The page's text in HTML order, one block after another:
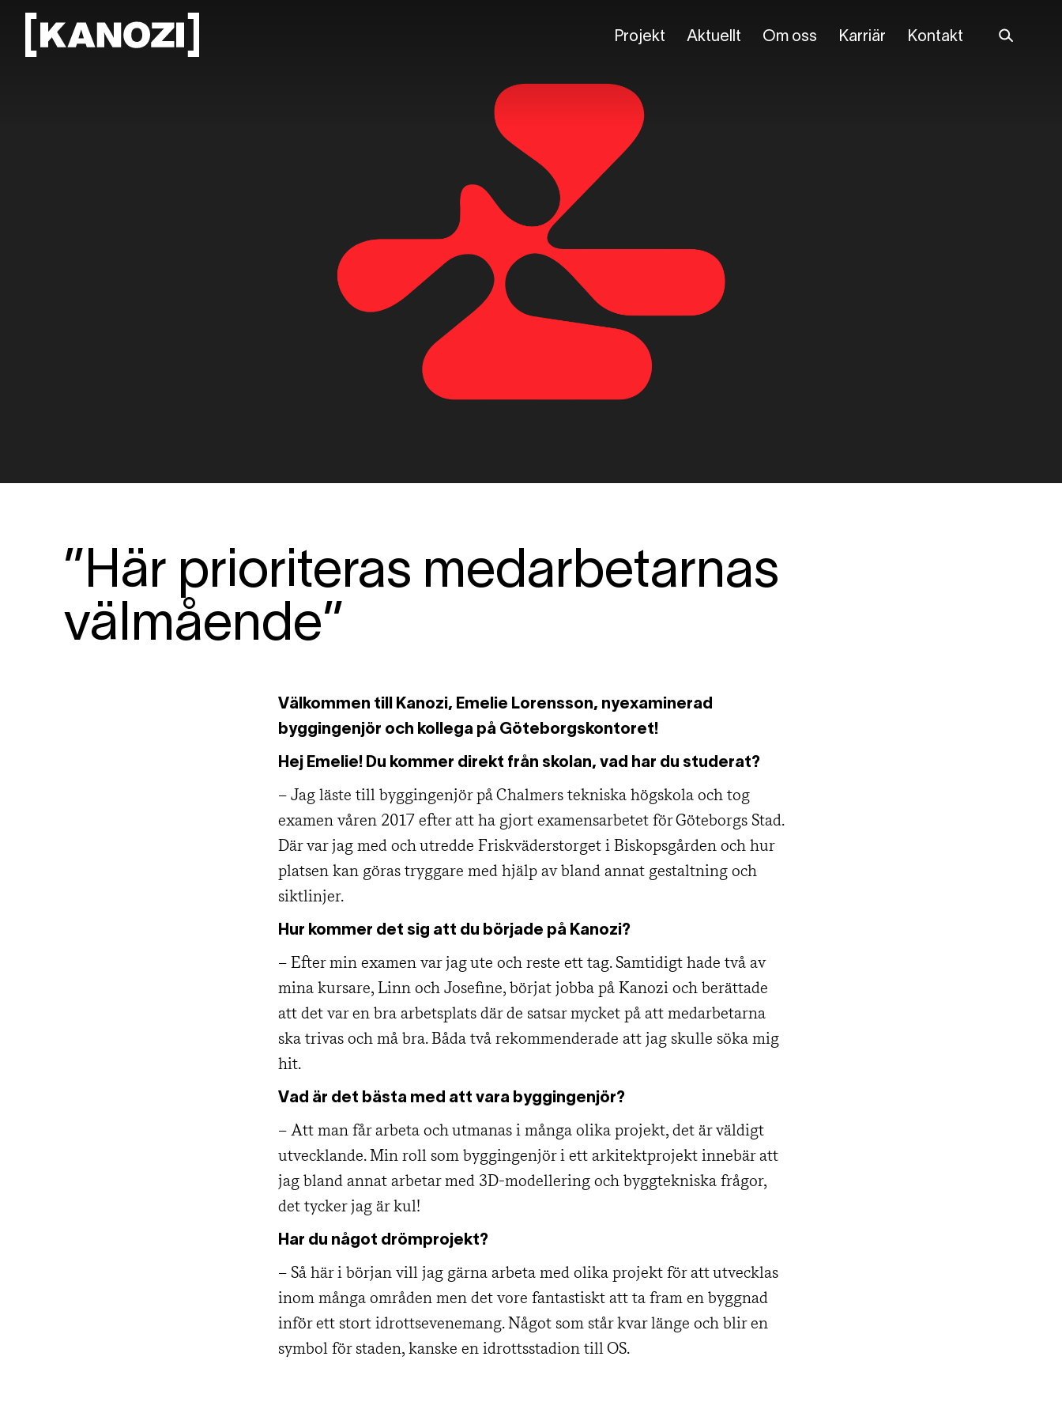
Projekt Aktuellt Om oss Karriär Kontakt
”Här prioriteras medarbetarnas
välmående”
Välkommen till Kanozi, Emelie Lorensson, nyexaminerad
byggingenjör och kollega på Göteborgskontoret!
Hej Emelie! Du kommer direkt från skolan, vad har du studerat?
– Jag läste till byggingenjör på Chalmers tekniska högskola och tog
examen våren 2017 efter att ha gjort examensarbetet för Göteborgs Stad.
Där var jag med och utredde Friskväderstorget i Biskopsgården och hur
platsen kan göras tryggare med hjälp av bland annat gestaltning och
siktlinjer.
Hur kommer det sig att du började på Kanozi?
– Efter min examen var jag ute och reste ett tag. Samtidigt hade två av
mina kursare, Linn och Josefine, börjat jobba på Kanozi och berättade
att det var en bra arbetsplats där de satsar mycket på att medarbetarna
ska trivas och må bra. Båda två rekommenderade att jag skulle söka mig
hit.
Vad är det bästa med att vara byggingenjör?
– Att man får arbeta och utmanas i många olika projekt, det är väldigt
utvecklande. Min roll som byggingenjör i ett arkitektprojekt innebär att
jag bland annat arbetar med 3D-modellering och byggtekniska frågor,
det tycker jag är kul!
Har du något drömprojekt?
– Så här i början vill jag gärna arbeta med olika projekt för att utvecklas
inom många områden men det vore fantastiskt att ta fram en byggnad
inför ett stort idrottsevenemang. Något som står kvar länge och blir en
symbol för staden, kanske en idrottsstadion till OS.